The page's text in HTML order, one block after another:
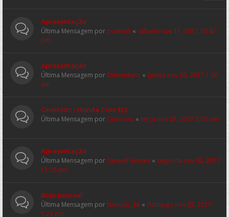
Apresentação
Última Mensagem por pcdeath « sábado nov 11, 2017 10:42
pm
Apresentação
Última Mensagem por Enfermeyro « quinta nov 09, 2017 1:00
am
Oneironz - Honda Civic EJ2
Última Mensagem por Oneironz « terça nov 07, 2017 3:03 pm
Apresentação
Última Mensagem por Samuel Gomes « segunda nov 06, 2017
11:28 pm
Boas pessoal
Última Mensagem por NunoGL_SA « domingo nov 05, 2017
1:23 pm